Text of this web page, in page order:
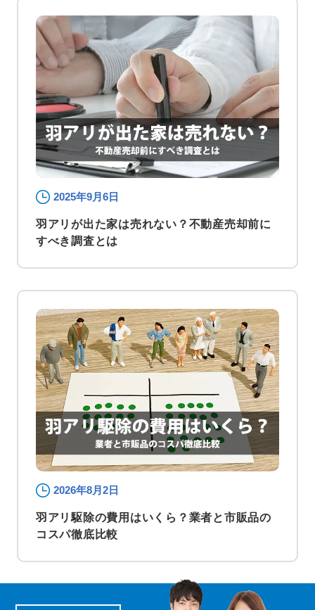
2025年9月6日
羽アリが出た家は売れない？不動産売却前に
すべき調査とは
2026年8月2日
羽アリ駆除の費用はいくら？業者と市販品の
コスパ徹底比較